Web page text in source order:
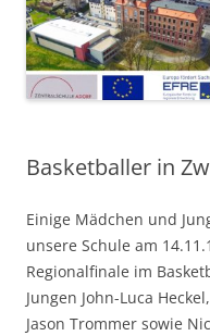
Basketballer in
Einige Mädchen und
unsere Schule am
Regionalfinale im
Jungen John-Luca
Jason Trommer sowie